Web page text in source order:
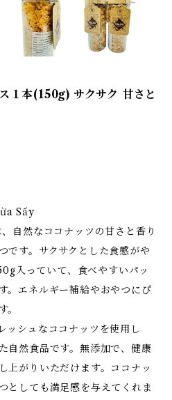
１本(150g) サクサク 甘さと
Sấy
自然なココナッツの甘さと香り
です。サクサクとした食感がや
入っていて、食べやすいパッ
。エネルギー補給やおやつにぴ
。
ッシュなココナッツを使用し
自然食品です。無添加で、健康
上がりいただけます。ココナッ
としても満足感を与えてくれま